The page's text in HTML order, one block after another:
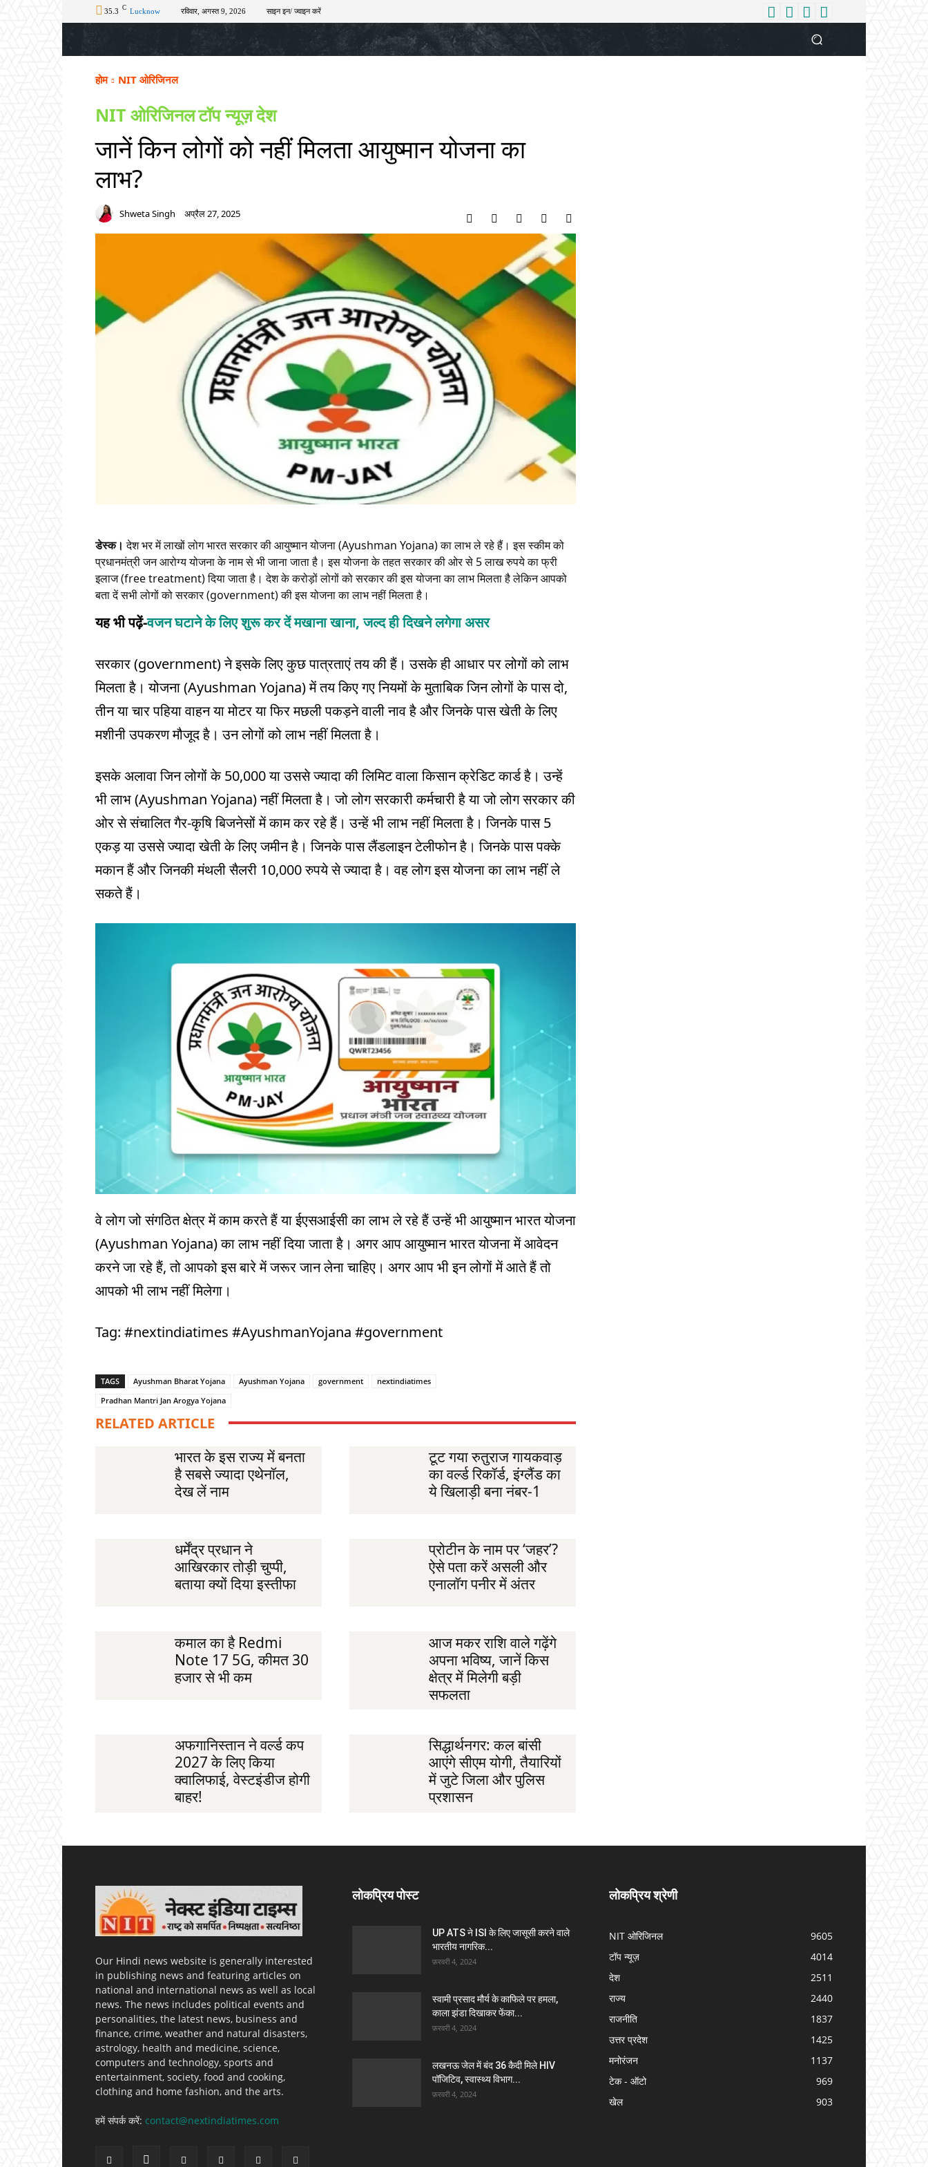
35.3 C Lucknow रविवार, अगस्त 9, 2026 साइन इन/ ज्वाइन करें
अपराध चुनाव खेल टेक – ऑटो राज्य मनोरंजन लाइफस्टाइल बिजनेस आपकी आवाज
होम NIT ओरिजिनल
NIT ओरिजिनलटॉप न्यूज़देश
जानें किन लोगों को नहीं मिलता आयुष्मान योजना का
लाभ?
Shweta Singh अप्रैल 27, 2025
डेस्क। देश भर में लाखों लोग भारत सरकार की आयुष्मान योजना (Ayushman Yojana) का लाभ ले रहे हैं। इस स्कीम को
प्रधानमंत्री जन आरोग्य योजना के नाम से भी जाना जाता है। इस योजना के तहत सरकार की ओर से 5 लाख रुपये का फ्री
इलाज (free treatment) दिया जाता है। देश के करोड़ों लोगों को सरकार की इस योजना का लाभ मिलता है लेकिन आपको
बता दें सभी लोगों को सरकार (government) की इस योजना का लाभ नहीं मिलता है।
यह भी पढ़ें-वजन घटाने के लिए शुरू कर दें मखाना खाना, जल्द ही दिखने लगेगा असर
सरकार (government) ने इसके लिए कुछ पात्रताएं तय की हैं। उसके ही आधार पर लोगों को लाभ
मिलता है। योजना (Ayushman Yojana) में तय किए गए नियमों के मुताबिक जिन लोगों के पास दो,
तीन या चार पहिया वाहन या मोटर या फिर मछली पकड़ने वाली नाव है और जिनके पास खेती के लिए
मशीनी उपकरण मौजूद है। उन लोगों को लाभ नहीं मिलता है।
इसके अलावा जिन लोगों के 50,000 या उससे ज्यादा की लिमिट वाला किसान क्रेडिट कार्ड है। उन्हें
भी लाभ (Ayushman Yojana) नहीं मिलता है। जो लोग सरकारी कर्मचारी है या जो लोग सरकार की
ओर से संचालित गैर-कृषि बिजनेसों में काम कर रहे हैं। उन्हें भी लाभ नहीं मिलता है। जिनके पास 5
एकड़ या उससे ज्यादा खेती के लिए जमीन है। जिनके पास लैंडलाइन टेलीफोन है। जिनके पास पक्के
मकान हैं और जिनकी मंथली सैलरी 10,000 रुपये से ज्यादा है। वह लोग इस योजना का लाभ नहीं ले
सकते हैं।
वे लोग जो संगठित क्षेत्र में काम करते हैं या ईएसआईसी का लाभ ले रहे हैं उन्हें भी आयुष्मान भारत योजना
(Ayushman Yojana) का लाभ नहीं दिया जाता है। अगर आप आयुष्मान भारत योजना में आवेदन
करने जा रहे हैं, तो आपको इस बारे में जरूर जान लेना चाहिए। अगर आप भी इन लोगों में आते हैं तो
आपको भी लाभ नहीं मिलेगा।
Tag: #nextindiatimes #AyushmanYojana #government
TAGS Ayushman Bharat Yojana Ayushman Yojana government
nextindiatimes
Pradhan Mantri Jan Arogya Yojana
RELATED ARTICLE
भारत के इस राज्य में बनता
है सबसे ज्यादा एथेनॉल,
देख लें नाम
टूट गया रुतुराज गायकवाड़
का वर्ल्ड रिकॉर्ड, इंग्लैंड का
ये खिलाड़ी बना नंबर-1
धर्मेंद्र प्रधान ने
आखिरकार तोड़ी चुप्पी,
बताया क्यों दिया इस्तीफा
प्रोटीन के नाम पर ‘जहर’?
ऐसे पता करें असली और
एनालॉग पनीर में अंतर
कमाल का है Redmi
Note 17 5G, कीमत 30
हजार से भी कम
आज मकर राशि वाले गढ़ेंगे
अपना भविष्य, जानें किस
क्षेत्र में मिलेगी बड़ी
सफलता
अफगानिस्तान ने वर्ल्ड कप
2027 के लिए किया
क्वालिफाई, वेस्टइंडीज होगी
बाहर!
सिद्धार्थनगर: कल बांसी
आएंगे सीएम योगी, तैयारियों
में जुटे जिला और पुलिस
प्रशासन
Our Hindi news website is generally interested
in publishing news and featuring articles on
national and international news as well as local
news. The news includes political events and
personalities, the latest news, business and
finance, crime, weather and natural disasters,
astrology, health and medicine, science,
computers and technology, sports and
entertainment, society, food and cooking,
clothing and home fashion, and the arts.
हमें संपर्क करें: contact@nextindiatimes.com
लोकप्रिय पोस्ट
UP ATS ने ISI के लिए जासूसी करने वाले
भारतीय नागरिक...
फ़रवरी 4, 2024
स्वामी प्रसाद मौर्य के काफिले पर हमला,
काला झंडा दिखाकर फेंका...
फ़रवरी 4, 2024
लखनऊ जेल में बंद 36 कैदी मिले HIV
पॉजिटिव, स्वास्थ्य विभाग...
फ़रवरी 4, 2024
लोकप्रिय श्रेणी
NIT ओरिजिनल
9605
टॉप न्यूज़
4014
देश
2511
राज्य
2440
राजनीति
1837
उत्तर प्रदेश
1425
मनोरंजन
1137
टेक - ऑटो
969
खेल
903